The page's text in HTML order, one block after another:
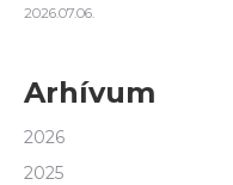
2026.07.06.
Arhívum
2026
2025